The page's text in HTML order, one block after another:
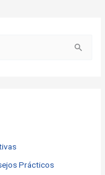
Prácticos